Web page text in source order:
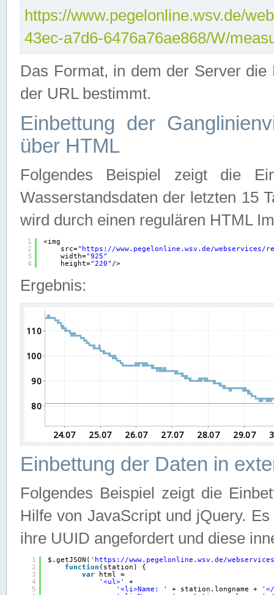
https://www.pegelonline.wsv.de/
43ec-a7d6-6476a76ae868/W/
Das Format, in dem der Server
der URL bestimmt.
Einbettung der
über HTML
Folgendes Beispiel zeigt die
Wasserstandsdaten der letzten 15
wird durch einen regulären HTML
1
2
3
4
<img
src=" https://www.pegelonline.wsv.de/webservices/
width="925"
height="220" />
Ergebnis:
Einbettung der Daten in
Folgendes Beispiel zeigt die
Hilfe von JavaScript und jQuery.
ihre UUID angefordert und diese
1
2
3
4
5
$.getJSON( ' https://www.pegelonline.wsv.de/
function (station) {
var
html =
'<ul>'
+
'<li>Name: '
+ station.longname +